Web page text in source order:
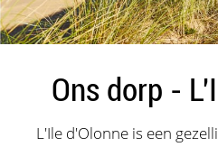
Ons dorp -
L'Ile d'Olonne is een